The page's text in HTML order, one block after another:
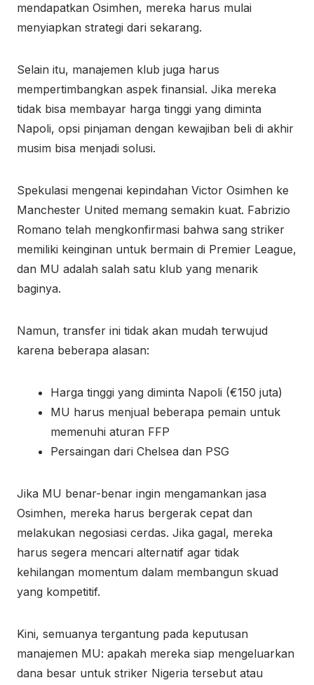
mendapatkan Osimhen, mereka harus mulai
menyiapkan strategi dari sekarang.
Selain itu, manajemen klub juga harus
mempertimbangkan aspek finansial. Jika mereka
tidak bisa membayar harga tinggi yang diminta
Napoli, opsi pinjaman dengan kewajiban beli di akhir
musim bisa menjadi solusi.
Spekulasi mengenai kepindahan Victor Osimhen ke
Manchester United memang semakin kuat. Fabrizio
Romano telah mengkonfirmasi bahwa sang striker
memiliki keinginan untuk bermain di Premier League,
dan MU adalah salah satu klub yang menarik
baginya.
Namun, transfer ini tidak akan mudah terwujud
karena beberapa alasan:
Harga tinggi yang diminta Napoli (€150 juta)
MU harus menjual beberapa pemain untuk
memenuhi aturan FFP
Persaingan dari Chelsea dan PSG
Jika MU benar-benar ingin mengamankan jasa
Osimhen, mereka harus bergerak cepat dan
melakukan negosiasi cerdas. Jika gagal, mereka
harus segera mencari alternatif agar tidak
kehilangan momentum dalam membangun skuad
yang kompetitif.
Kini, semuanya tergantung pada keputusan
manajemen MU: apakah mereka siap mengeluarkan
dana besar untuk striker Nigeria tersebut atau